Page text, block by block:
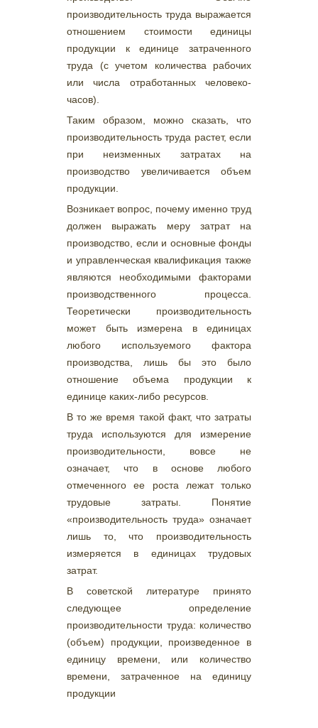
производительность труда выражается
отношением стоимости единицы
продукции к единице затраченного
труда (с учетом количества рабочих
или числа отработанных человеко-
часов).
Таким образом, можно сказать, что
производительность труда растет, если
при неизменных затратах на
производство увеличивается объем
продукции.
Возникает вопрос, почему именно труд
должен выражать меру затрат на
производство, если и основные фонды
и управленческая квалификация также
являются необходимыми факторами
производственного процесса.
Теоретически производительность
может быть измерена в единицах
любого используемого фактора
производства, лишь бы это было
отношение объема продукции к
единице каких-либо ресурсов.
В то же время такой факт, что затраты
труда используются для измерение
производительности, вовсе не
означает, что в основе любого
отмеченного ее роста лежат только
трудовые затраты. Понятие
«производительность труда» означает
лишь то, что производительность
измеряется в единицах трудовых
затрат.
В советской литературе принято
следующее определение
производительности труда: количество
(объем) продукции, произведенное в
единицу времени, или количество
времени, затраченное на единицу
продукции